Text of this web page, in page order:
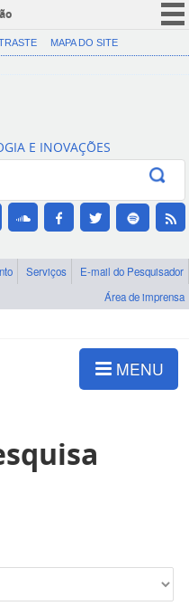
CORONAVÍRUS (COVID-19)
Canais
MAPA DO SITE
E INOVAÇÕES
Serviços
E-mail do Pesquisador
Área de imprensa
MENU